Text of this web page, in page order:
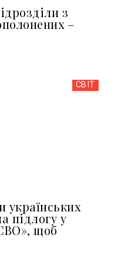
з
–
СВІТ
підлогу у
щоб